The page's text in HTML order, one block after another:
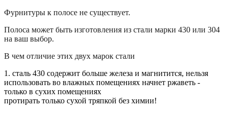
Фурнитуры к полосе не существует.
Полоса может быть изготовления из стали марки 430 или 304
на ваш выбор.
В чем отличие этих двух марок стали
1. сталь 430 содержит больше железа и магнитится, нельзя
использовать во влажных помещениях начнет ржаветь -
только в сухих помещениях
протирать только сухой тряпкой без химии!